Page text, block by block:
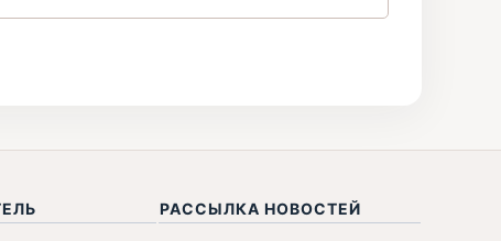
РАССЫЛКА НОВОСТЕЙ